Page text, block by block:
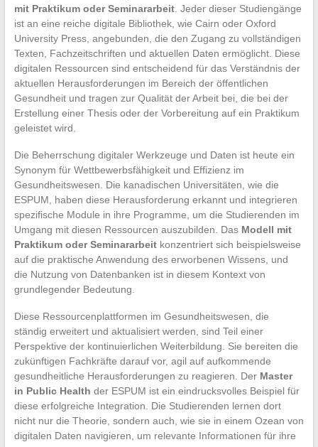
mit Praktikum oder Seminararbeit. Jeder dieser Studiengänge
ist an eine reiche digitale Bibliothek, wie Cairn oder Oxford
University Press, angebunden, die den Zugang zu vollständigen
Texten, Fachzeitschriften und aktuellen Daten ermöglicht. Diese
digitalen Ressourcen sind entscheidend für das Verständnis der
aktuellen Herausforderungen im Bereich der öffentlichen
Gesundheit und tragen zur Qualität der Arbeit bei, die bei der
Erstellung einer Thesis oder der Vorbereitung auf ein Praktikum
geleistet wird.
Die Beherrschung digitaler Werkzeuge und Daten ist heute ein
Synonym für Wettbewerbsfähigkeit und Effizienz im
Gesundheitswesen. Die kanadischen Universitäten, wie die
ESPUM, haben diese Herausforderung erkannt und integrieren
spezifische Module in ihre Programme, um die Studierenden im
Umgang mit diesen Ressourcen auszubilden. Das Modell mit
Praktikum oder Seminararbeitkonzentriert sich beispielsweise
auf die praktische Anwendung des erworbenen Wissens, und
die Nutzung von Datenbanken ist in diesem Kontext von
grundlegender Bedeutung.
Diese Ressourcenplattformen im Gesundheitswesen, die
ständig erweitert und aktualisiert werden, sind Teil einer
Perspektive der kontinuierlichen Weiterbildung. Sie bereiten die
zukünftigen Fachkräfte darauf vor, agil auf aufkommende
gesundheitliche Herausforderungen zu reagieren. Der Master
in Public Health der ESPUM ist ein eindrucksvolles Beispiel für
diese erfolgreiche Integration. Die Studierenden lernen dort
nicht nur die Theorie, sondern auch, wie sie in einem Ozean von
digitalen Daten navigieren, um relevante Informationen für ihre